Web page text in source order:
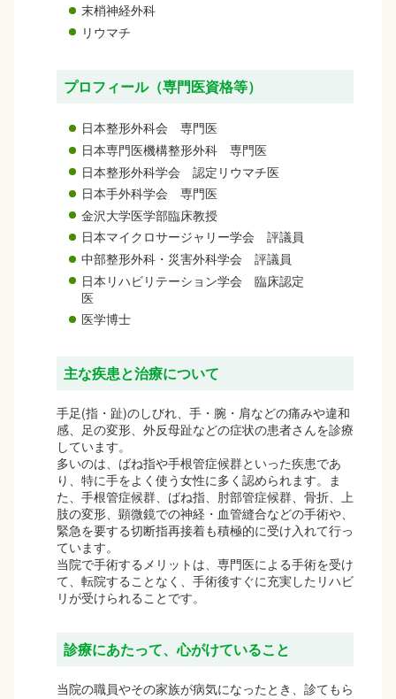
末梢神経外科
リウマチ
プロフィール（専門医資格等）
日本整形外科会 専門医
日本専門医機構整形外科 専門医
日本整形外科学会 認定リウマチ医
日本手外科学会 専門医
金沢大学医学部臨床教授
日本マイクロサージャリー学会 評議員
中部整形外科・災害外科学会 評議員
日本リハビリテーション学会 臨床認定
医
医学博士
主な疾患と治療について
手足(指・趾)のしびれ、手・腕・肩などの痛みや違和
感、足の変形、外反母趾などの症状の患者さんを診療
しています。
多いのは、ばね指や手根管症候群といった疾患であ
り、特に手をよく使う女性に多く認められます。ま
た、手根管症候群、ばね指、肘部管症候群、骨折、上
肢の変形、顕微鏡での神経・血管縫合などの手術や、
緊急を要する切断指再接着も積極的に受け入れて行っ
ています。
当院で手術するメリットは、専門医による手術を受け
て、転院することなく、手術後すぐに充実したリハビ
リが受けられることです。
診療にあたって、心がけていること
当院の職員やその家族が病気になったとき、診てもら